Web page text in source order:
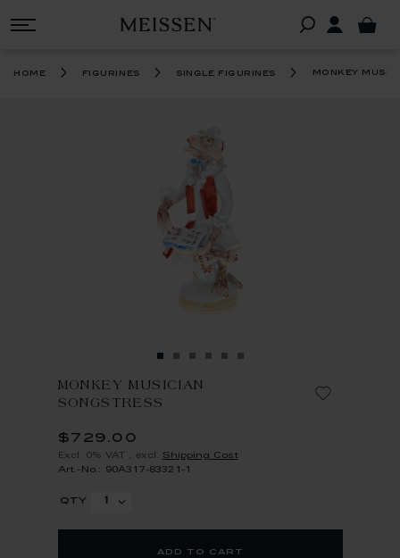
home figurines single figurines monkey
MONKEY MUSICIAN
SONGSTRESS
$729.00
Excl. 0% VAT excl. Shipping Cost
Art.-No.: 90A317-83321-1
qty
add to cart